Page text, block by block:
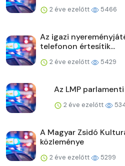
2 éve ezelőtt 5466
Az igazi
telefonon értesítik...
2 éve ezelőtt 5429
Az LMP
2 éve ezelőtt
A Magyar Zsidó
közleménye
2 éve ezelőtt 5299